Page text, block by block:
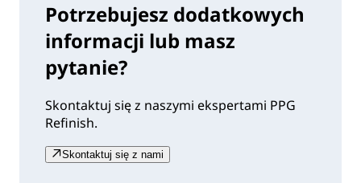
Potrzebujesz dodatkowych
informacji lub masz
pytanie?
Skontaktuj się z naszymi ekspertami PPG
Refinish.
Skontaktuj się z nami